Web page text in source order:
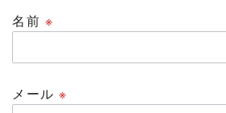
名前 ※
メール※